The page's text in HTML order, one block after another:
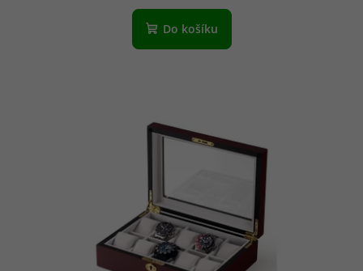
hodnocení
produktu
Do košíku